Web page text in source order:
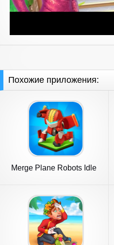
Похожие приложения:
Merge Plane Robots Idle